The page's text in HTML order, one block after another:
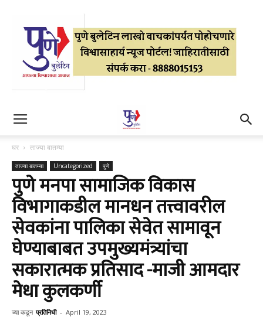
घर ताज्या बातम्या
ताज्या बातम्या Uncategorized पुणे
पुणे मनपा सामाजिक विकास
विभागाकडील मानधन तत्त्वावरील
सेवकांना पालिका सेवेत सामावून
घेण्याबाबत उपमुख्यमंत्र्यांचा
सकारात्मक प्रतिसाद -माजी आमदार
मेधा कुलकर्णी
च्या कडून प्रतिनिधी - April 19, 2023